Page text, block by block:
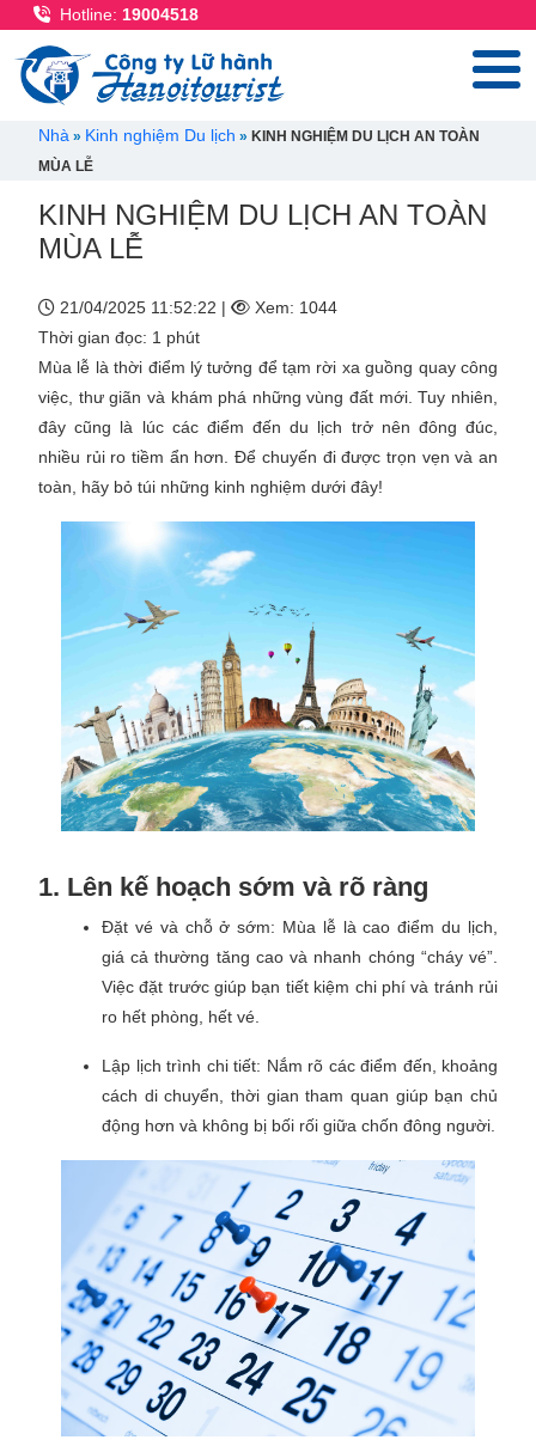
Hotline: 19004518
Breadcrumb
Nhà Kinh nghiệm Du lịch
KINH NGHIỆM DU LỊCH AN TOÀN
MÙA LỄ
KINH NGHIỆM DU LỊCH AN TOÀN
MÙA LỄ
21/04/2025 11:52:22 |
Xem: 1044
Thời gian đọc: 1 phút
Mùa lễ là thời điểm lý tưởng để tạm rời xa guồng quay công
việc, thư giãn và khám phá những vùng đất mới. Tuy nhiên,
đây cũng là lúc các điểm đến du lịch trở nên đông đúc,
nhiều rủi ro tiềm ẩn hơn. Để chuyến đi được trọn vẹn và an
toàn, hãy bỏ túi những kinh nghiệm dưới đây!
1. Lên kế hoạch sớm và rõ ràng
Đặt vé và chỗ ở sớm: Mùa lễ là cao điểm du lịch,
giá cả thường tăng cao và nhanh chóng “cháy vé”.
Việc đặt trước giúp bạn tiết kiệm chi phí và tránh rủi
ro hết phòng, hết vé.
Lập lịch trình chi tiết: Nắm rõ các điểm đến, khoảng
cách di chuyển, thời gian tham quan giúp bạn chủ
động hơn và không bị bối rối giữa chốn đông người.